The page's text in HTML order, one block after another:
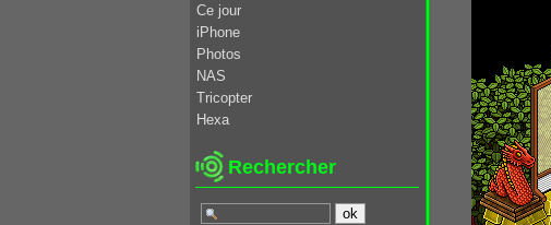
Ce jour
iPhone
Photos
NAS
Tricopter
Hexa
Rechercher